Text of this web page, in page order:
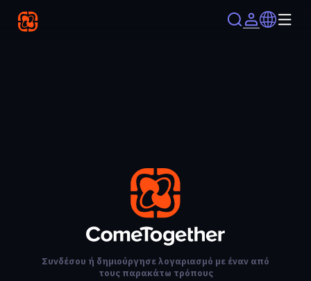
Συνδέσου ή δημιούργησε λογαριασμό με έναν από
τους παρακάτω τρόπους